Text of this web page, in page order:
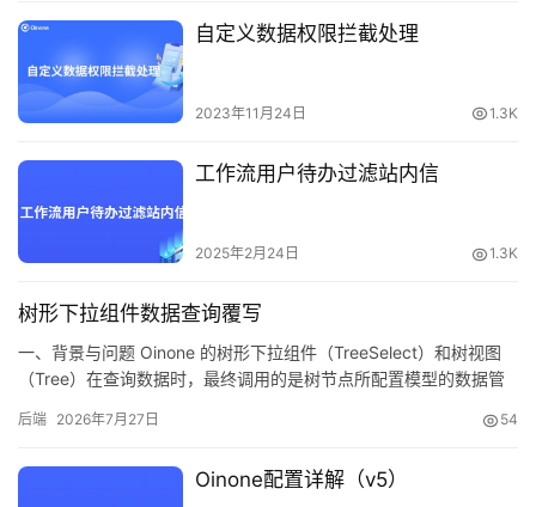
自定义数据权限拦截处理
2023年11月24日 1.3K
工作流用户待办过滤站内信
2025年2月24日 1.3K
树形下拉组件数据查询覆写
一、背景与问题 Oinone 的树形下拉组件（TreeSelect）和树视图
（Tree）在查询数据时，最终调用的是树节点所配置模型的数据管
queryListByWrapper 一次性全量加载 fetchChildren queryPage
queryListByWrapper 关键字搜索 reverselyQuery
后端 2026年7月27日 54
Oinone配置详解（v5）